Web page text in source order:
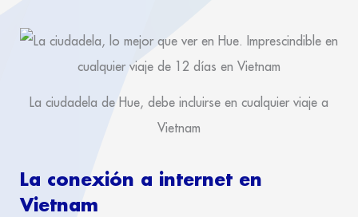
La ciudadela de Hue, debe incluirse en cualquier viaje a
Vietnam
La conexión a internet en
Vietnam